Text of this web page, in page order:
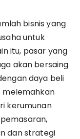
bisnis yang
untuk
itu, pasar yang
akan bersaing
daya beli
melemahkan
kerumunan
dan strategi